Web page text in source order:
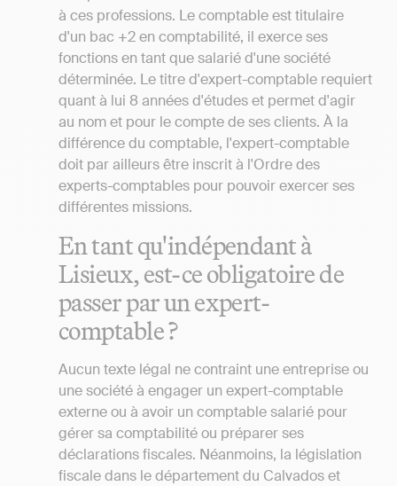
à ces professions. Le comptable est titulaire
d'un bac +2 en comptabilité, il exerce ses
fonctions en tant que salarié d'une société
déterminée. Le titre d'expert-comptable requiert
quant à lui 8 années d'études et permet d'agir
au nom et pour le compte de ses clients. À la
différence du comptable, l'expert-comptable
doit par ailleurs être inscrit à l'Ordre des
experts-comptables pour pouvoir exercer ses
différentes missions.
En tant qu'indépendant à
Lisieux, est-ce obligatoire de
passer par un expert-
comptable ?
Aucun texte légal ne contraint une entreprise ou
une société à engager un expert-comptable
externe ou à avoir un comptable salarié pour
gérer sa comptabilité ou préparer ses
déclarations fiscales. Néanmoins, la législation
fiscale dans le département du Calvados et